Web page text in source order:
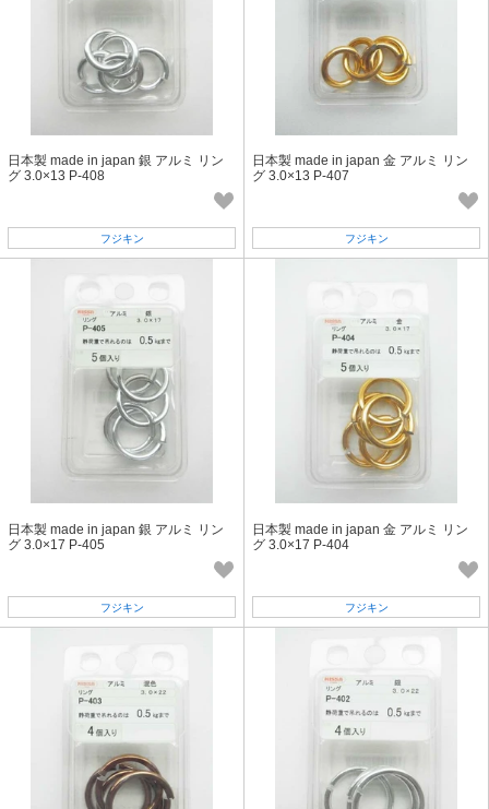
日本製 made in japan 銀 アルミ リン
グ 3.0×13 P-408
フジキン
日本製 made in japan 金 アルミ リン
グ 3.0×13 P-407
フジキン
日本製 made in japan 銀 アルミ リン
グ 3.0×17 P-405
フジキン
日本製 made in japan 金 アルミ リン
グ 3.0×17 P-404
フジキン